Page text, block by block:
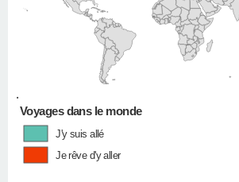
•
Voyages dans le monde
J'y suis allé
Je rêve d'y aller